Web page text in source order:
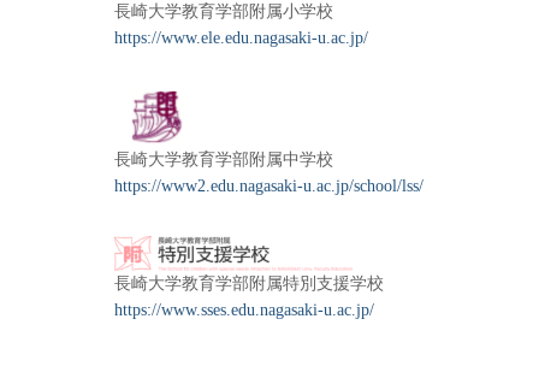
長崎大学教育学部附属小学校
https://www.ele.edu.nagasaki-u.ac.jp/
長崎大学教育学部附属中学校
https://www2.edu.nagasaki-u.ac.jp/school/lss/
長崎大学教育学部附属特別支援学校
https://www.sses.edu.nagasaki-u.ac.jp/